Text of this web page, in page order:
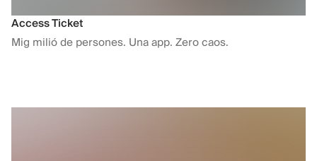
Access Ticket
Mig milió de persones. Una app. Zero caos.